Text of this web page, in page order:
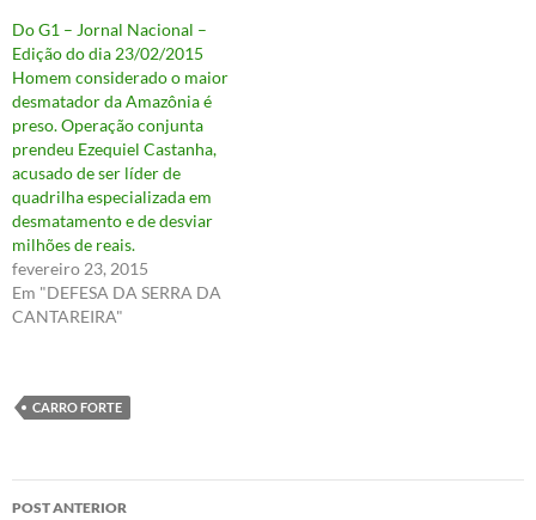
Do G1 – Jornal Nacional –
Edição do dia 23/02/2015
Homem considerado o maior
desmatador da Amazônia é
preso. Operação conjunta
prendeu Ezequiel Castanha,
acusado de ser líder de
quadrilha especializada em
desmatamento e de desviar
milhões de reais.
fevereiro 23, 2015
Em "DEFESA DA SERRA DA
CANTAREIRA"
CARRO FORTE
Navegação
POST ANTERIOR